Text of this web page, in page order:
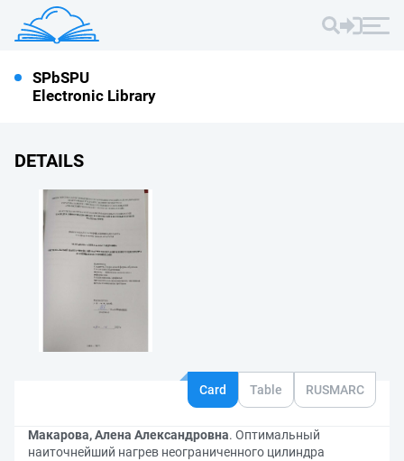
SPbSPU
Electronic Library
DETAILS
Card Table RUSMARC
Макарова, Алена Александровна. Оптимальный
наиточнейший нагрев неограниченного цилиндра